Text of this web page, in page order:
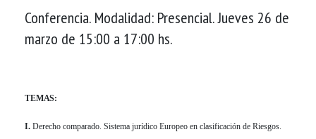
Conferencia. Modalidad: Presencial. Jueves 26 de
marzo de 15:00 a 17:00 hs.
TEMAS:
I. Derecho comparado. Sistema jurídico Europeo en clasificación de Riesgos.